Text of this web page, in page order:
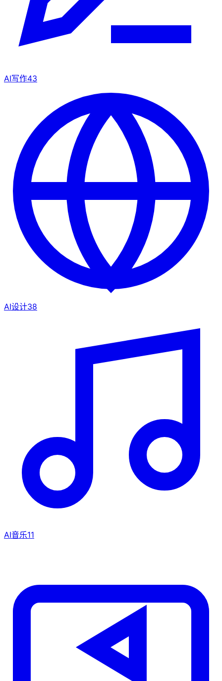
AI写作43
AI设计38
AI音乐11